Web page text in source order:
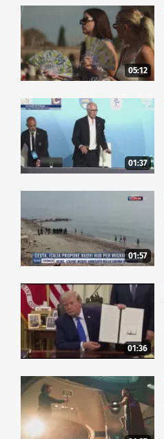
05:12
01:37
01:57
01:36